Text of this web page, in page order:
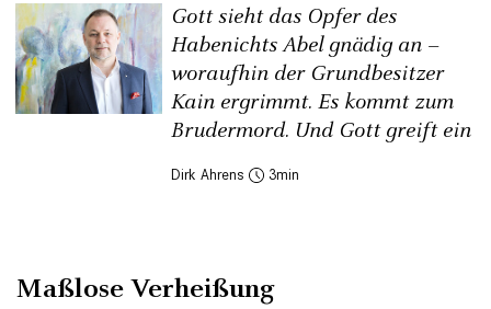
Gott sieht das Opfer des
Habenichts Abel gnädig an –
woraufhin der Grundbesitzer
Kain ergrimmt. Es kommt zum
Brudermord. Und Gott greift ein
Dirk Ahrens 3
Maßlose Verheißung